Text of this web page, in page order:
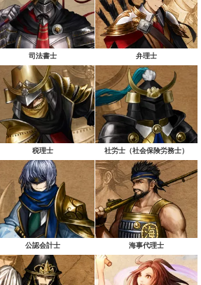
司法書士 弁理士
税理士 社労士（社会保険労務士）
公認会計士 海事代理士